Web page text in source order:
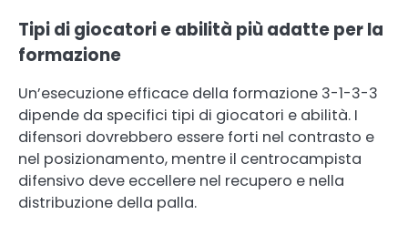
Tipi di giocatori e abilità più adatte per la
formazione
Un’esecuzione efficace della formazione 3-1-3-3
dipende da specifici tipi di giocatori e abilità. I
difensori dovrebbero essere forti nel contrasto e
nel posizionamento, mentre il centrocampista
difensivo deve eccellere nel recupero e nella
distribuzione della palla.